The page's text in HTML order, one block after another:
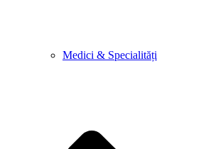
Medici & Specialități